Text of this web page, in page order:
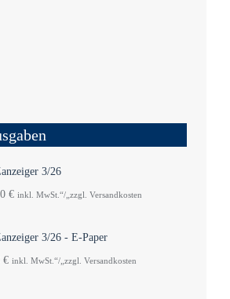
3/26
€ inkl. MwSt.“/„zzgl. Versandkosten
3/26 - E-Paper
€ inkl. MwSt.“/„zzgl. Versandkosten